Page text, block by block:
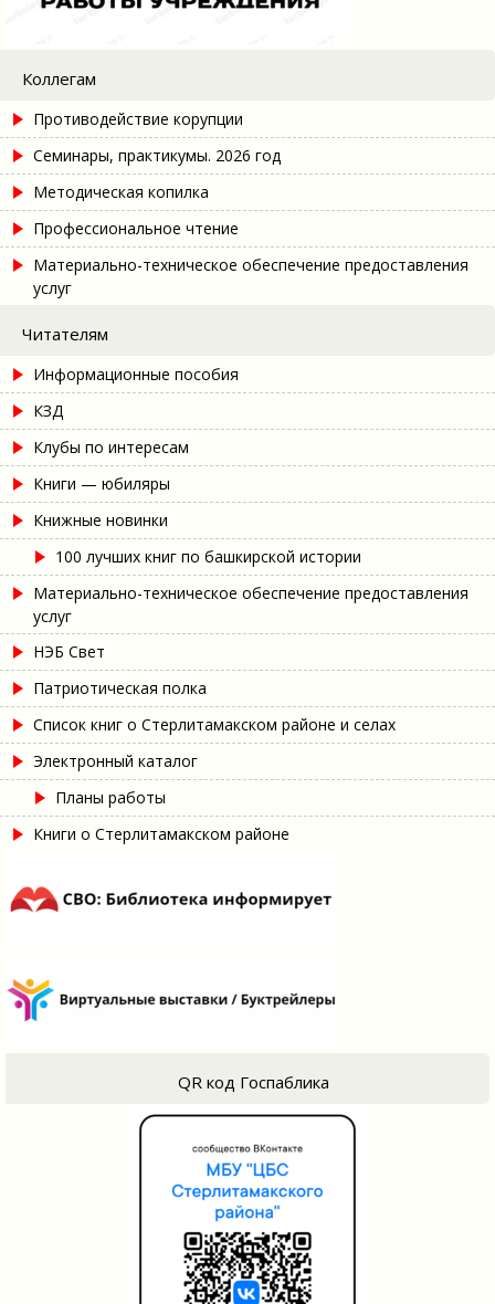
Коллегам
Противодействие корупции
Семинары, практикумы. 2026 год
Методическая копилка
Профессиональное чтение
Материально-техническое обеспечение предоставления
услуг
Читателям
Информационные пособия
КЗД
Клубы по интересам
Книги — юбиляры
Книжные новинки
100 лучших книг по башкирской истории
Материально-техническое обеспечение предоставления
услуг
НЭБ Свет
Патриотическая полка
Список книг о Стерлитамакском районе и селах
Электронный каталог
Планы работы
Книги о Стерлитамакском районе
QR код Госпаблика